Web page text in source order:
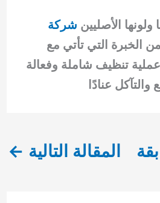
الأصليين شركة
الخبرة التي تأتي مع
تنظيف شاملة وفعالة
والتآكل عنادًا
المقالة التالية ←